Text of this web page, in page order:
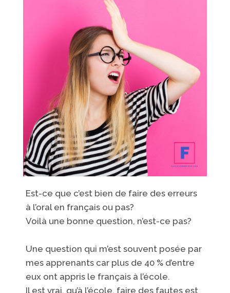
Est-ce que c’est bien de faire des erreurs
à l’oral en français ou pas?
Voilà une bonne question, n’est-ce pas?
Une question qui m’est souvent posée par
mes apprenants car plus de 40 % d’entre
eux ont appris le​ français à l’école.
Il est vrai, qu’à l’école, faire des fautes est